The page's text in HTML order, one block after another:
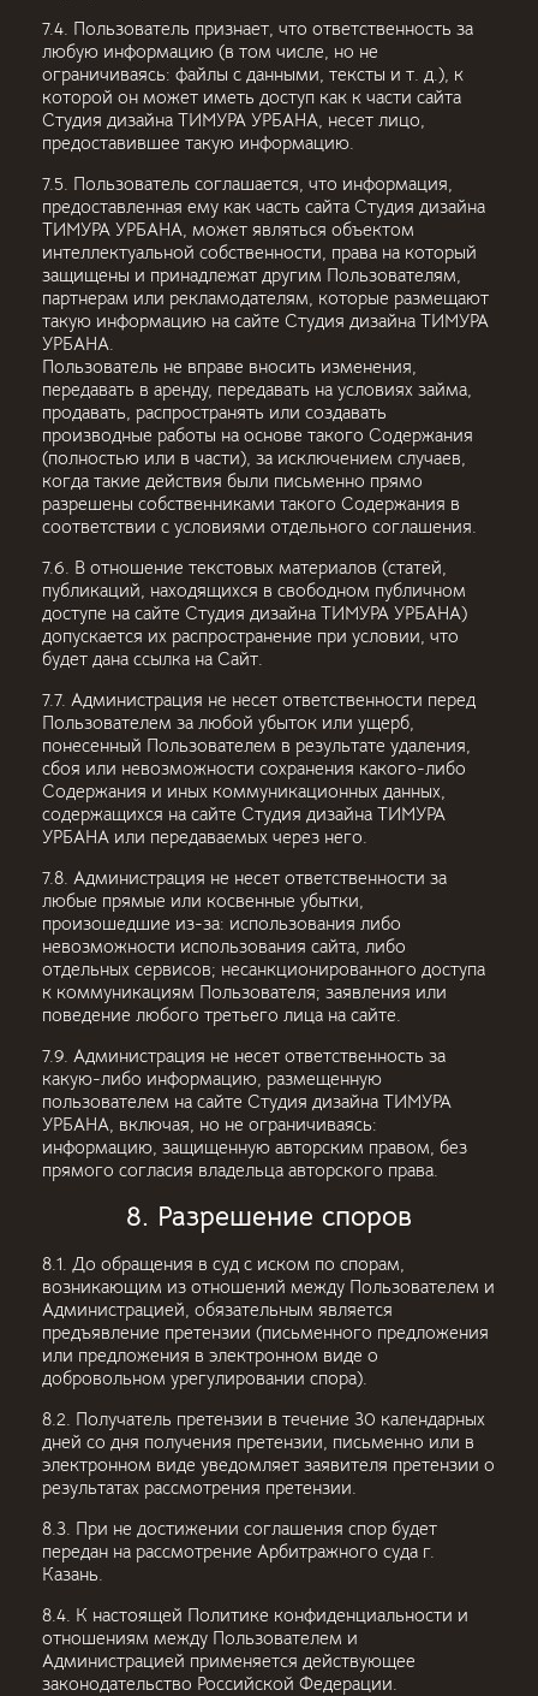
7.4. Пользователь признает, что ответственность за
любую информацию (в том числе, но не
ограничиваясь: файлы с данными, тексты и т. д.), к
которой он может иметь доступ как к части сайта
Студия дизайна ТИМУРА УРБАНА, несет лицо,
предоставившее такую информацию.
7.5. Пользователь соглашается, что информация,
предоставленная ему как часть сайта Студия дизайна
ТИМУРА УРБАНА, может являться объектом
интеллектуальной собственности, права на который
защищены и принадлежат другим Пользователям,
партнерам или рекламодателям, которые размещают
такую информацию на сайте Студия дизайна ТИМУРА
УРБАНА.
Пользователь не вправе вносить изменения,
передавать в аренду, передавать на условиях займа,
продавать, распространять или создавать
производные работы на основе такого Содержания
(полностью или в части), за исключением случаев,
когда такие действия были письменно прямо
разрешены собственниками такого Содержания в
соответствии с условиями отдельного соглашения.
7.6. В отношение текстовых материалов (статей,
публикаций, находящихся в свободном публичном
доступе на сайте Студия дизайна ТИМУРА УРБАНА)
допускается их распространение при условии, что
будет дана ссылка на Сайт.
7.7. Администрация не несет ответственности перед
Пользователем за любой убыток или ущерб,
понесенный Пользователем в результате удаления,
сбоя или невозможности сохранения какого-либо
Содержания и иных коммуникационных данных,
содержащихся на сайте Студия дизайна ТИМУРА
УРБАНА или передаваемых через него.
7.8. Администрация не несет ответственности за
любые прямые или косвенные убытки,
произошедшие из-за: использования либо
невозможности использования сайта, либо
отдельных сервисов; несанкционированного доступа
к коммуникациям Пользователя; заявления или
поведение любого третьего лица на сайте.
7.9. Администрация не несет ответственность за
какую-либо информацию, размещенную
пользователем на сайте Студия дизайна ТИМУРА
УРБАНА, включая, но не ограничиваясь:
информацию, защищенную авторским правом, без
прямого согласия владельца авторского права.
8. Разрешение споров
8.1. До обращения в суд с иском по спорам,
возникающим из отношений между Пользователем и
Администрацией, обязательным является
предъявление претензии (письменного предложения
или предложения в электронном виде о
добровольном урегулировании спора).
8.2. Получатель претензии в течение 30 календарных
дней со дня получения претензии, письменно или в
электронном виде уведомляет заявителя претензии о
результатах рассмотрения претензии.
8.3. При не достижении соглашения спор будет
передан на рассмотрение Арбитражного суда г.
Казань.
8.4. К настоящей Политике конфиденциальности и
отношениям между Пользователем и
Администрацией применяется действующее
законодательство Российской Федерации.